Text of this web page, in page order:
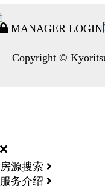
MANAGER LOGIN
Copyright ©
房源搜索
服务介绍